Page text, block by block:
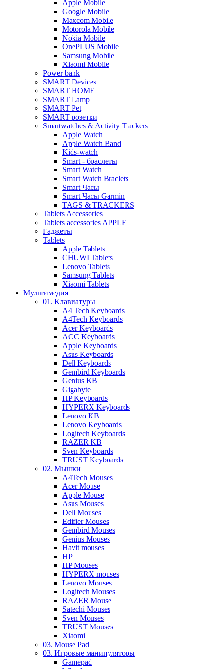
Apple Mobile
Google Mobile
Maxcom Mobile
Motorola Mobile
Nokia Mobile
OnePLUS Mobile
Samsung Mobile
Xiaomi Mobile
Power bank
SMART Devices
SMART HOME
SMART Lamp
SMART Pet
SMART розетки
Smartwatches & Activity Trackers
Apple Watch
Apple Watch Band
Kids-watch
Smart - браслеты
Smart Watch
Smart Watch Braclets
Smart Часы
Smart Часы Garmin
TAGS & TRACKERS
Tablets Accessories
Tablets accessories APPLE
Гаджеты
Tablets
Apple Tablets
CHUWI Tablets
Lenovo Tablets
Samsung Tablets
Xiaomi Tablets
Мультимедия
01. Клавиатуры
A4 Tech Keyboards
A4Tech Keyboards
Acer Keyboards
AOC Keyboards
Apple Keyboards
Asus Keyboards
Dell Keyboards
Gembird Keyboards
Genius KB
Gigabyte
HP Keyboards
HYPERX Keyboards
Lenovo KB
Lenovo Keyboards
Logitech Keyboards
RAZER KB
Sven Keyboards
TRUST Keyboards
02. Мышки
A4Tech Mouses
Acer Mouse
Apple Mouse
Asus Mouses
Dell Mouses
Edifier Mouses
Gembird Mouses
Genius Mouses
Havit mouses
HP
HP Mouses
HYPERX mouses
Lenovo Mouses
Logitech Mouses
RAZER Mouse
Satechi Mouses
Sven Mouses
TRUST Mouses
Xiaomi
03. Mouse Pad
03. Игровые манипуляторы
Gamepad